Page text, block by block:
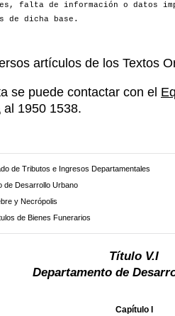
falta de información o datos
de dicha base.
artículos de los Textos
se puede contactar con el
al 1950 1538.
de Tributos e Ingresos Departamentales
de Desarrollo Urbano
y Necrópolis
de Bienes Funerarios
Título V.I
Departamento de
Capítulo I